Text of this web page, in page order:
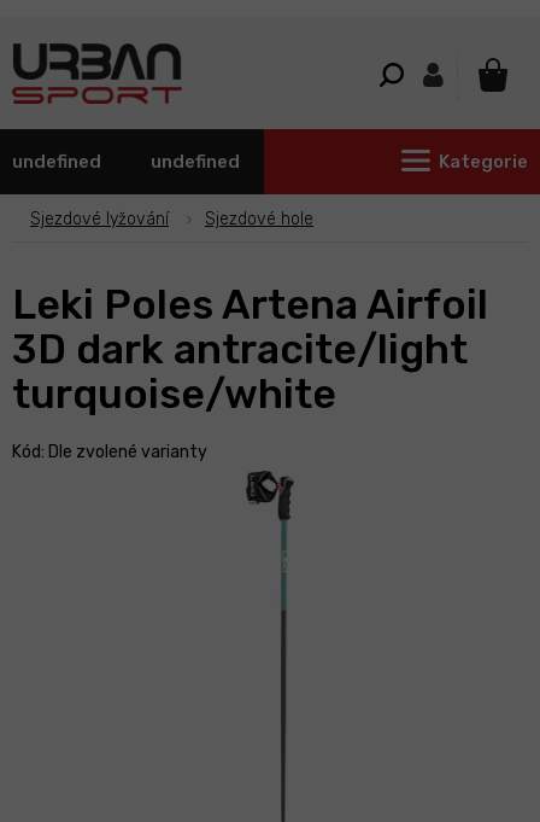
undefined undefined Kategorie
Sjezdové lyžování Sjezdové hole
Leki Poles Artena Airfoil
3D dark antracite/light
turquoise/white
Kód: Dle zvolené varianty